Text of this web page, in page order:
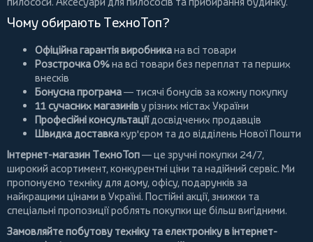
Чому обирають ТехноТоп?
Офіційна гарантія виробникана всі товари
Розстрочка 0%на всі товари без переплат та перших
внесків
Бонусна програма— тисячі бонусів за кожну покупку
11 сучасних магазиніву різних містах України
Професійні консультаціїдосвідчених продавців
Швидка доставкакур'єром та до відділень Нової Пошти
Інтернет-магазин ТехноТоп— це зручні покупки 24/7,
широкий асортимент, конкурентні ціни та надійний сервіс. Ми
пропонуємо техніку для дому, офісу, подарунків за
найкращими цінами в Україні. Постійні акції, знижки та
спеціальні пропозиції роблять покупки ще більш вигідними.
Замовляйте побутову техніку та електроніку в інтернет-